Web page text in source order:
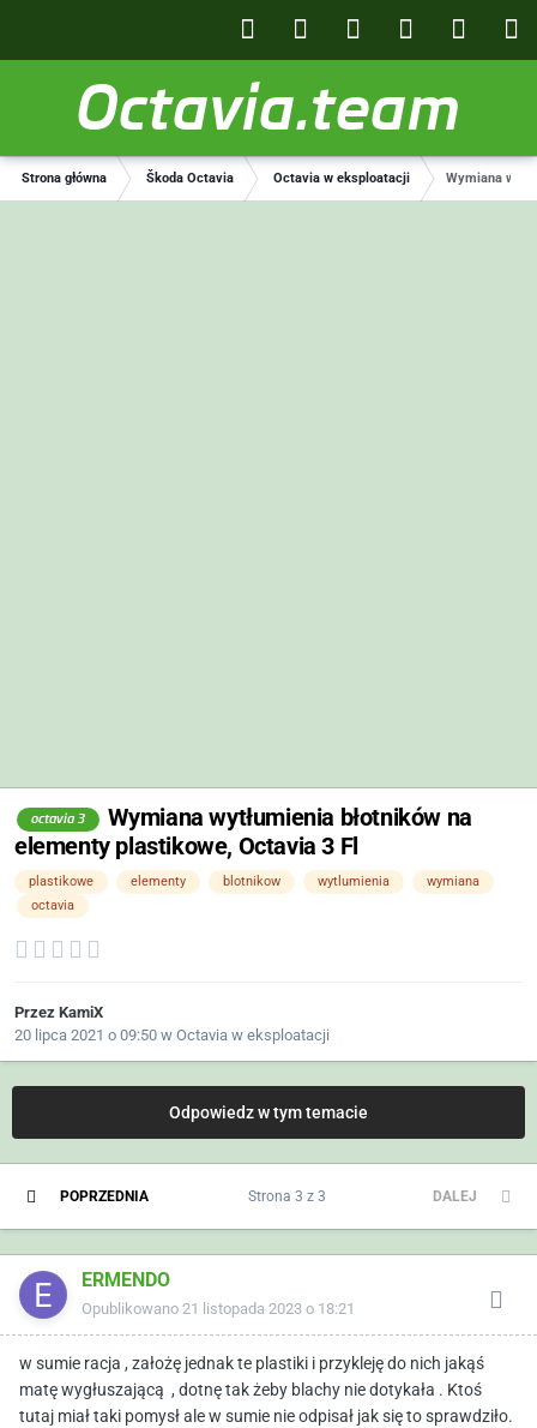
Octavia.team
Strona główna Škoda Octavia Octavia w eksploatacji Wymiana
octavia 3
Wymiana wytłumienia błotników na
elementy plastikowe, Octavia 3 Fl
plastikowe elementy blotnikow wytlumienia
wymiana
octavia
Przez KamiX
20 lipca 2021 o 09:50 w Octavia w eksploatacji
Odpowiedz w tym temacie
POPRZEDNIA DALEJ
Strona 3 z 3
ERMENDO
Opublikowano 21 listopada 2023 o 18:21
w sumie racja , założę jednak te plastiki i przykleję do nich jakąś
matę wygłuszającą , dotnę tak żeby blachy nie dotykała . Ktoś
tutaj miał taki pomysł ale w sumie nie odpisał jak się to sprawdziło.